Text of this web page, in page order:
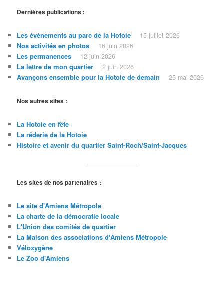
Dernières publications :
Les évènements au parc de la Hotoie 15 juillet 2026
Nos activités en photos 16 juin 2026
Les permanences 12 juin 2026
La lettre de mon quartier 2 juin 2026
Avançons ensemble pour la Hotoie de demain 25 mai 2026
Nos autres sites :
La Hotoie en fête
La réderie de la Hotoie
Histoire et avenir du quartier Saint-Roch/Saint-Jacques
Les sites de nos partenaires :
Le site d'Amiens Métropole
La charte de la démocratie locale
L'Union des comités de quartier
La Maison des associations d'Amiens Métropole
Véloxygène
Le Zoo d'Amiens